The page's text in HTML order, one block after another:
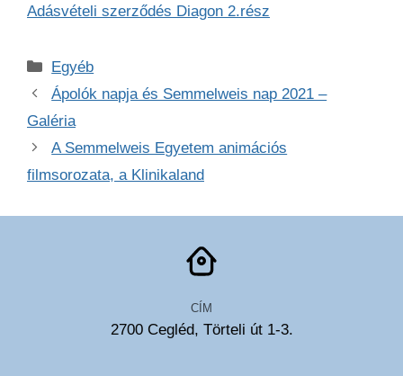
Adásvételi szerződés Diagon 2.rész
Kategória
Egyéb
Ápolók napja és Semmelweis nap 2021 –
Galéria
A Semmelweis Egyetem animációs
filmsorozata, a Klinikaland
CÍM
2700 Cegléd, Törteli út 1-3.